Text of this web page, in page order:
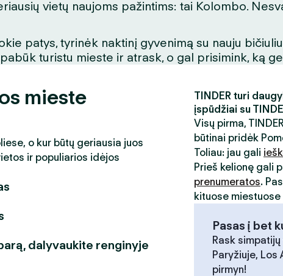
vietų naujoms pažintims: tai Kolombo.
patys, tyrinėk naktinį gyvenimą su nauju
turistu mieste ir atrask, o gal prisimink, ką
mieste
o kur būtų geriausia juos
ir populiarios idėjos
dalyvaukite renginyje
TINDER turi
įspūdžiai su
Visų pirma,
būtinai pridėk
Toliau: jau gali
Prieš kelionę gali
prenumeratos.
kituose
Pasas į bet
Rask
Paryžiuje, Los
pirmyn!